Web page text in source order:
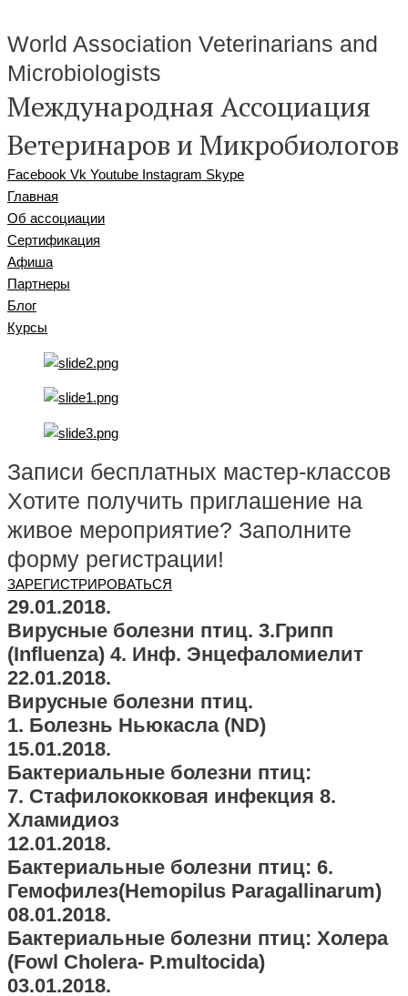
World Association Veterinarians and
Microbiologists
Международная Ассоциация
Ветеринаров и Микробиологов
Facebook Vk Youtube Instagram Skype
Главная
Об ассоциации
Сертификация
Афиша
Партнеры
Блог
Курсы
Записи бесплатных мастер-классов
Хотите получить приглашение на
живое мероприятие? Заполните
форму регистрации!
ЗАРЕГИСТРИРОВАТЬСЯ
29.01.2018.
Вирусные болезни птиц. 3.Грипп
(Influenza) 4. Инф. Энцефаломиелит
22.01.2018.
Вирусные болезни птиц.
1. Болезнь Ньюкасла (ND)
15.01.2018.
Бактериальные болезни птиц:
7. Стафилококковая инфекция 8.
Хламидиоз
12.01.2018.
Бактериальные болезни птиц: 6.
Гемофилез(Hemopilus Paragallinarum)
08.01.2018.
Бактериальные болезни птиц: Холера
(Fowl Cholera- P.multocida)
03.01.2018.